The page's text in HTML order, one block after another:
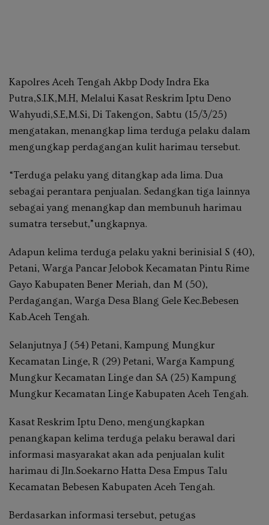
Kapolres Aceh Tengah Akbp Dody Indra Eka
Putra,S.I.K,M.H, Melalui Kasat Reskrim Iptu Deno
Wahyudi,S.E,M.Si, Di Takengon, Sabtu (15/3/25)
mengatakan, menangkap lima terduga pelaku dalam
mengungkap perdagangan kulit harimau tersebut.
“Terduga pelaku yang ditangkap ada lima. Dua
sebagai perantara penjualan. Sedangkan tiga lainnya
sebagai yang menangkap dan membunuh harimau
sumatra tersebut,”ungkapnya.
Adapun kelima terduga pelaku yakni berinisial S (40),
Petani, Warga Pancar Jelobok Kecamatan Pintu Rime
Gayo Kabupaten Bener Meriah, dan M (50),
Perdagangan, Warga Desa Blang Gele Kec.Bebesen
Kab.Aceh Tengah.
Selanjutnya J (54) Petani, Kampung Mungkur
Kecamatan Linge, R (29) Petani, Warga Kampung
Mungkur Kecamatan Linge dan SA (25) Kampung
Mungkur Kecamatan Linge Kabupaten Aceh Tengah.
Kasat Reskrim Iptu Deno, mengungkapkan
penangkapan kelima terduga pelaku berawal dari
informasi masyarakat akan ada penjualan kulit
harimau di Jln.Soekarno Hatta Desa Empus Talu
Kecamatan Bebesen Kabupaten Aceh Tengah.
Berdasarkan informasi tersebut, petugas